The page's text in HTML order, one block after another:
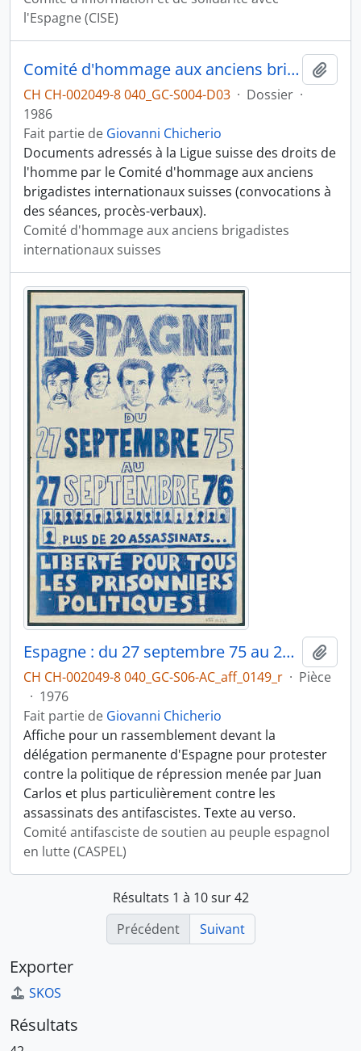
l'Espagne (CISE)
Comité d'hommage aux anciens brigadistes
CH CH-002049-8 040_GC-S004-D03 · Dossier ·
1986
Fait partie de Giovanni Chicherio
Documents adressés à la Ligue suisse des droits de
l'homme par le Comité d'hommage aux anciens
brigadistes internationaux suisses (convocations à
des séances, procès-verbaux).
Comité d'hommage aux anciens brigadistes
internationaux suisses
Espagne : du 27 septembre 75 au 27 septembre 76, plus de 20 assassinats...
CH CH-002049-8 040_GC-S06-AC_aff_0149_r · Pièce
· 1976
Fait partie de Giovanni Chicherio
Affiche pour un rassemblement devant la
délégation permanente d'Espagne pour protester
contre la politique de répression menée par Juan
Carlos et plus particulièrement contre les
assassinats des antifascistes. Texte au verso.
Comité antifasciste de soutien au peuple espagnol
en lutte (CASPEL)
Résultats 1 à 10 sur 42
Précédent
Suivant
Exporter
SKOS
Résultats